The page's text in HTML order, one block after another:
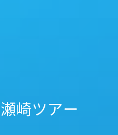
崎ツアー